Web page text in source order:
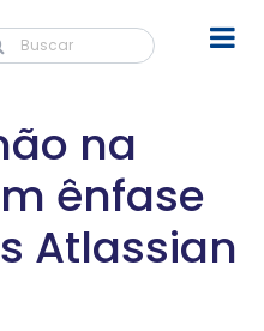
na
ênfase
Atlassian